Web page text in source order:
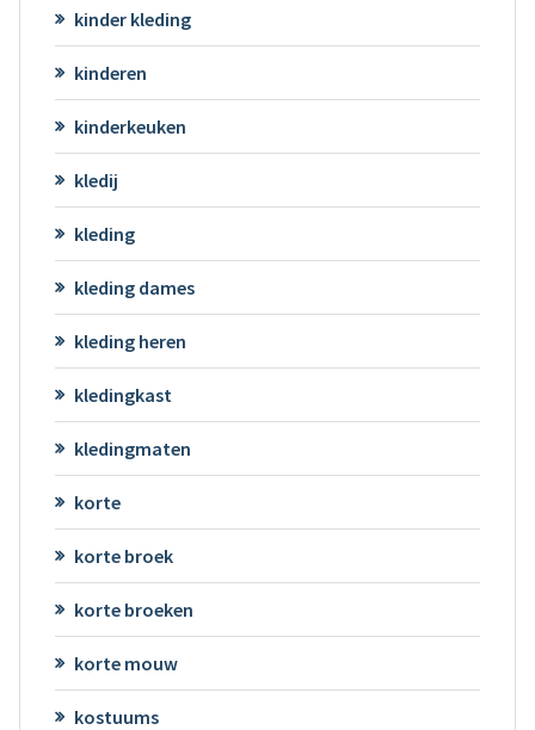
kinder kleding
kinderen
kinderkeuken
kledij
kleding
kleding dames
kleding heren
kledingkast
kledingmaten
korte
korte broek
korte broeken
korte mouw
kostuums